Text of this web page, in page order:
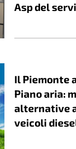
Asp del
Il Piemonte
Piano aria:
alternative
veicoli